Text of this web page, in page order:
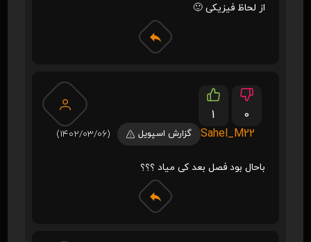
از لحاظ فیزیکی 🙂
1
0
Sahel_M22
گزارش اسپویل (1402/03/06)
باحال بود فصل بعد کی میاد ؟؟؟